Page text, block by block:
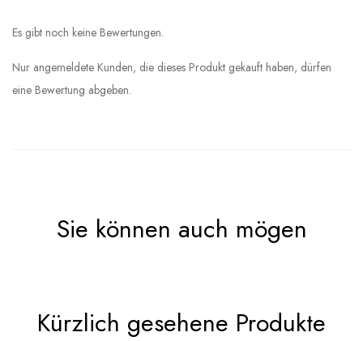
Es gibt noch keine Bewertungen.
Nur angemeldete Kunden, die dieses Produkt gekauft haben, dürfen
eine Bewertung abgeben.
Sie können auch mögen
Kürzlich gesehene Produkte